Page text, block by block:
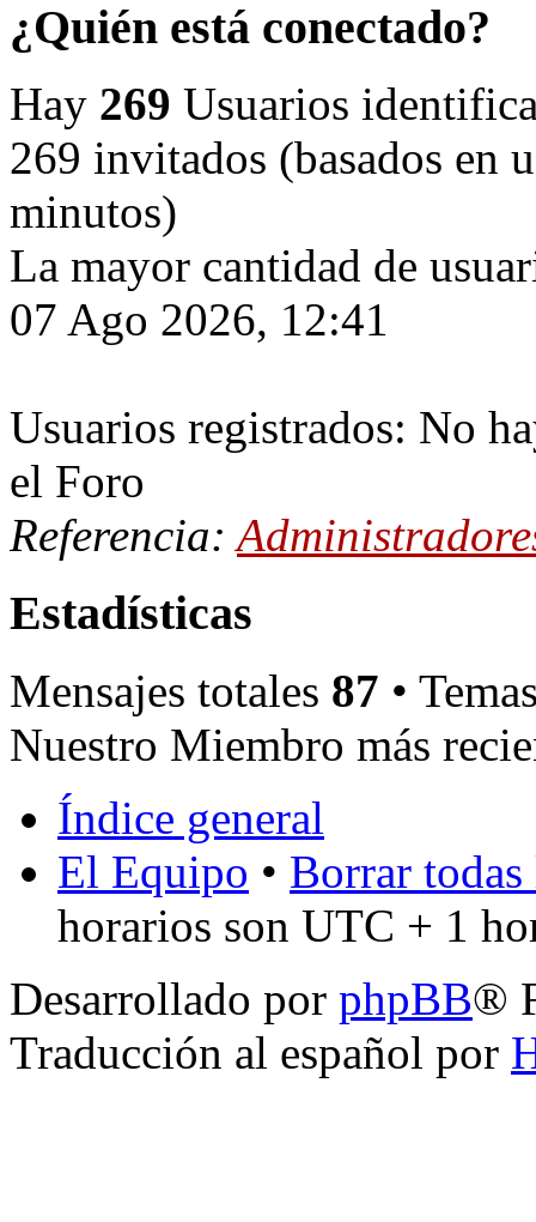
¿Quién está conectado?
Hay 269 Usuarios
269 invitados (basados en
minutos)
La mayor cantidad de
07 Ago 2026, 12:41
Usuarios registrados: No
el Foro
Referencia:
Estadísticas
Mensajes totales 87 •
Nuestro Miembro más
Índice general
El Equipo • Borrar
horarios son UTC + 1
Desarrollado por phpBB®
Traducción al español por